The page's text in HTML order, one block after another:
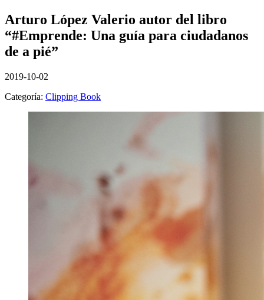
Arturo López Valerio autor del libro
“#Emprende: Una guía para ciudadanos
de a pié”
2019-10-02
Categoría: Clipping Book